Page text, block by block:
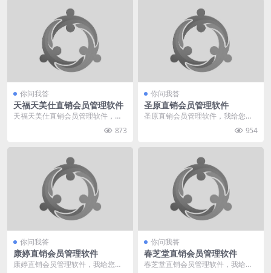
你问我答
天福天美仕直销会员管理软件
天福天美仕直销会员管理软件，我
873
你问我答
圣原直销会员管理软件
圣原直销会员管理软件，我给您推
954
你问我答
康婷直销会员管理软件
康婷直销会员管理软件，我给您推
你问我答
春芝堂直销会员管理软件
春芝堂直销会员管理软件，我给您